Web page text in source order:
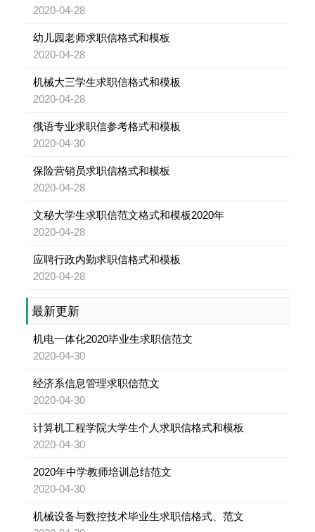
2020-04-28
幼儿园老师求职信格式和模板
2020-04-28
机械大三学生求职信格式和模板
2020-04-28
俄语专业求职信参考格式和模板
2020-04-30
保险营销员求职信格式和模板
2020-04-28
文秘大学生求职信范文格式和模板2020年
2020-04-28
应聘行政内勤求职信格式和模板
2020-04-28
最新更新
机电一体化2020毕业生求职信范文
2020-04-30
经济系信息管理求职信范文
2020-04-30
计算机工程学院大学生个人求职信格式和模板
2020-04-30
2020年中学教师培训总结范文
2020-04-30
机械设备与数控技术毕业生求职信格式、范文